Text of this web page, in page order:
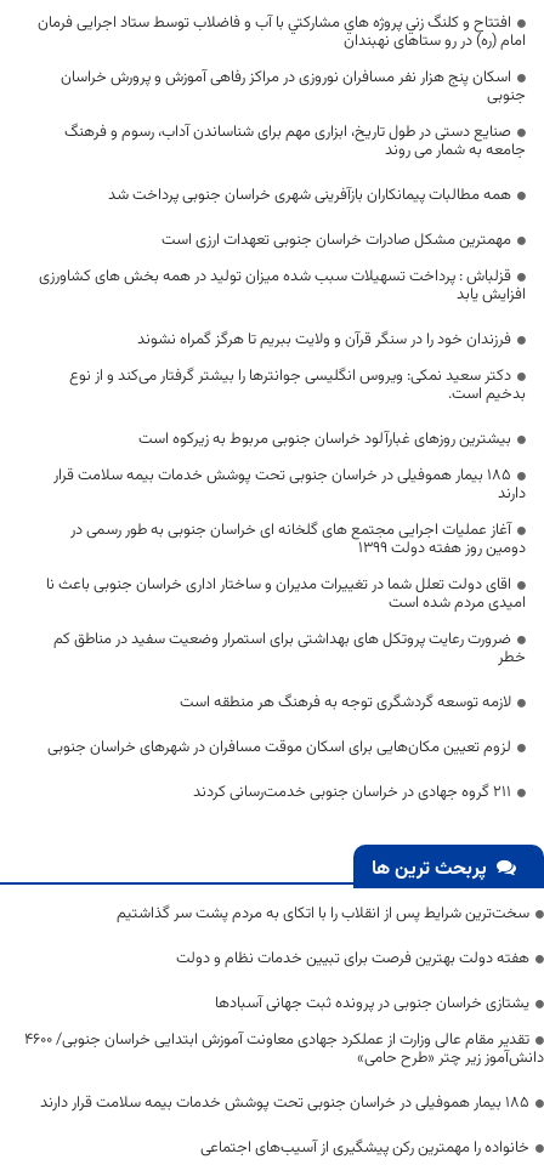
افتتاح و كلنگ زني پروژه هاي مشاركتي با آب و فاضلاب توسط ستاد اجرایی فرمان
امام (ره) در رو ستاهای نهبندان
اسکان پنج هزار نفر مسافران نوروزی در مراکز رفاهی آموزش و پرورش خراسان
جنوبی
صنایع دستی در طول تاریخ، ابزاری مهم برای شناساندن آداب، رسوم و فرهنگ
جامعه به شمار می روند
همه مطالبات پیمانکاران بازآفرینی شهری خراسان جنوبی پرداخت شد
مهمترین مشکل صادرات خراسان جنوبی تعهدات ارزی است
قزلباش : پرداخت تسهیلات سبب شده میزان تولید در همه بخش های کشاورزی
افزایش یابد
فرزندان خود را در سنگر قرآن و ولایت ببریم تا هرگز گمراه نشوند
دکتر سعید نمکی: ویروس انگلیسی جوانترها را بیشتر گرفتار می‌کند و از نوع
بدخیم است.
بیشترین روزهای غبارآلود خراسان جنوبی مربوط به زیرکوه است
۱۸۵ بیمار هموفیلی در خراسان جنوبی تحت پوشش خدمات بیمه سلامت قرار
دارند
آغاز عملیات اجرایی مجتمع های گلخانه ای خراسان جنوبی به طور رسمی در
دومین روز هفته دولت 1399
اقای دولت تعلل شما در تغییرات مدیران و ساختار اداری خراسان جنوبی باعث نا
امیدی مردم شده است
ضرورت رعایت پروتکل های بهداشتی برای استمرار وضعیت سفید در مناطق کم
خطر
لازمه توسعه گردشگری توجه به فرهنگ هر منطقه است
لزوم تعیین مکان‌هایی برای اسکان موقت مسافران در شهرهای خراسان جنوبی
۲۱۱ گروه جهادی در خراسان جنوبی خدمت‌رسانی کردند
پربحث ترین ها
سخت‌ترین شرایط پس از انقلاب را با اتکای به مردم پشت سر گذاشتیم
هفته دولت بهترین فرصت برای تبیین خدمات نظام و دولت
یشتازی خراسان جنوبی در پرونده ثبت جهانی آسبادها
تقدیر مقام عالی وزارت از عملکرد جهادی معاونت آموزش ابتدایی خراسان جنوبی/ ۴۶۰۰
دانش‌آموز زیر چتر «طرح حامی»
۱۸۵ بیمار هموفیلی در خراسان جنوبی تحت پوشش خدمات بیمه سلامت قرار دارند
خانواده را مهمترین رکن پیشگیری از آسیب‌های اجتماعی